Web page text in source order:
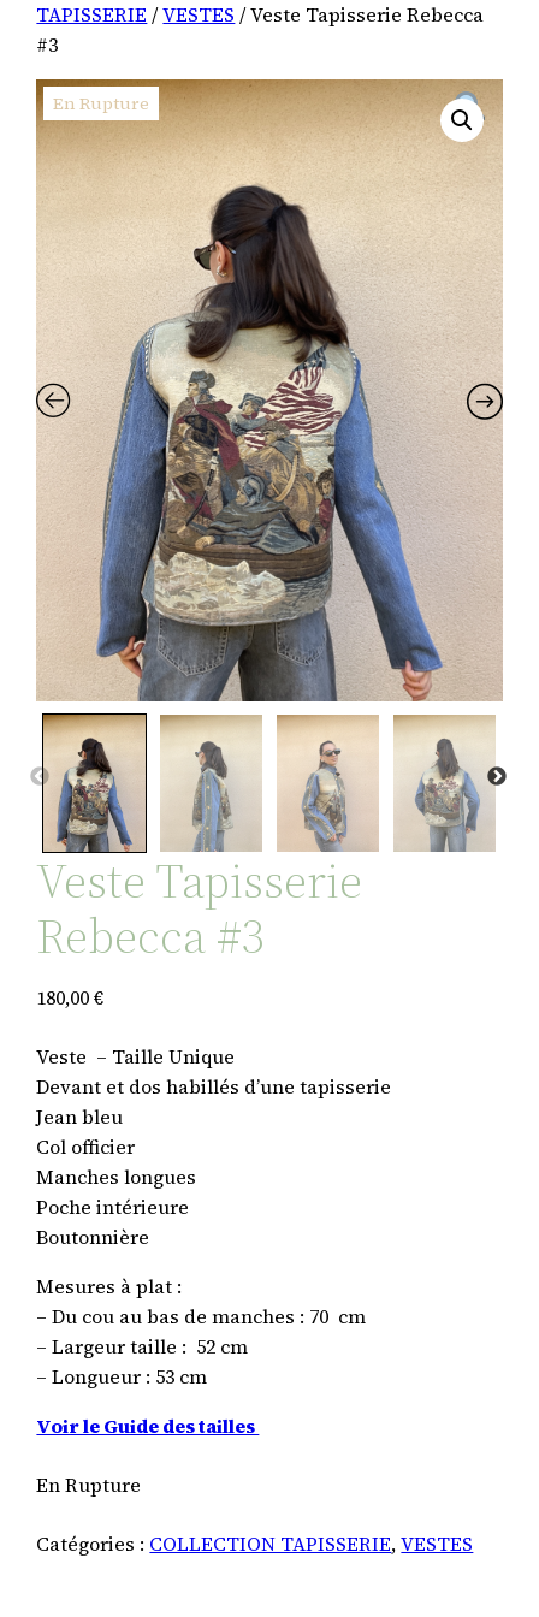
TAPISSERIE /VESTES / Veste Tapisserie Rebecca
#3
En Rupture
Veste Tapisserie
Rebecca #3
180,00€
Veste – Taille Unique
Devant et dos habillés d’une tapisserie
Jean bleu
Col officier
Manches longues
Poche intérieure
Boutonnière
Mesures à plat :
– Du cou au bas de manches : 70 cm
– Largeur taille : 52 cm
– Longueur : 53 cm
Voir le Guide des tailles
En Rupture
Catégories : COLLECTION TAPISSERIE,VESTES